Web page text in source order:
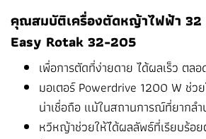
คุณสมบัติเครื่องตัดหญ้าไฟฟ้า 32
Easy Rotak 32-205
เพื่อการตัดที่ง่ายดาย ได้ผลเร็ว ตล
มอเตอร์ Powerdrive 1200 W ช่ว
น่าเชื่อถือ แม้ในสถานการณ์ที่ยากลำ
หวีหญ้าช่วยให้ได้ผลลัพธ์ที่เรียบร้อ